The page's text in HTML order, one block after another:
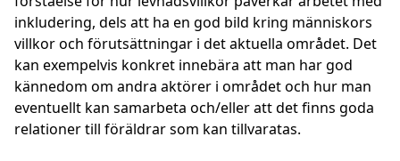
inkludering, dels att ha en god bild kring människors
villkor och förutsättningar i det aktuella området. Det
kan exempelvis konkret innebära att man har god
kännedom om andra aktörer i området och hur man
eventuellt kan samarbeta och/eller att det finns goda
relationer till föräldrar som kan tillvaratas.